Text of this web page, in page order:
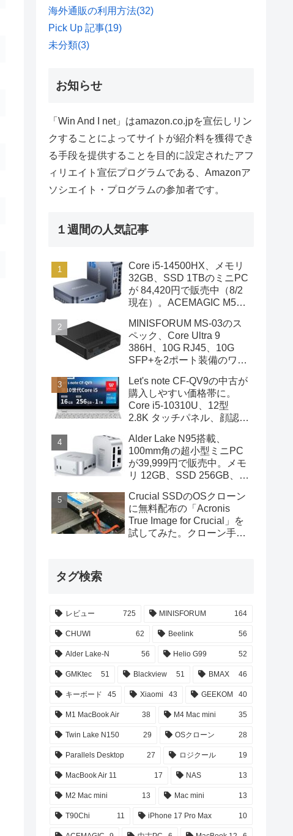
海外通販の利用方法(32)
Pick Up 記事(19)
未分類(3)
お知らせ
「Win And I net」はamazon.co.jpを宣伝しリン
クすることによってサイトが紹介料を獲得でき
る手段を提供することを目的に設定されたアフ
ィリエイト宣伝プログラムである、Amazonア
ソシエイト・プログラムの参加者です。
１週間の人気記事
Core i5-14500HX、メモリ
32GB、SSD 1TBのミニPC
が 84,420円で販売中（8/2
現在）。ACEMAGIC M5の
MINISFORUM MS-03のス
ペック、Core Ultra 9
386H、10G RJ45、10G
SFP+を2ポート装備のワー
Let's note CF-QV9の中古が
購入しやすい価格帯に。
Core i5-10310U、12型
2.8K タッチパネル、顔認証
Alder Lake N95搭載、
100mm角の超小型ミニPC
が39,999円で販売中。メモ
リ 12GB、SSD 256GB、
Crucial SSDのOSクローン
に無料配布の「Acronis
True Image for Crucial」を
試してみた。クローン手順
タグ検索
レビュー 725 MINISFORUM 164
CHUWI 62 Beelink 56
Alder Lake-N 56 Helio G99 52
GMKtec 51 Blackview 51 BMAX 46
キーボード 45 Xiaomi 43 GEEKOM 40
M1 MacBook Air 38 M4 Mac mini 35
Twin Lake N150 29 OSクローン 28
Parallels Desktop 27 ロジクール 19
MacBook Air 11 17 NAS 13
M2 Mac mini 13 Mac mini 13
T90Chi 11 iPhone 17 Pro Max 10